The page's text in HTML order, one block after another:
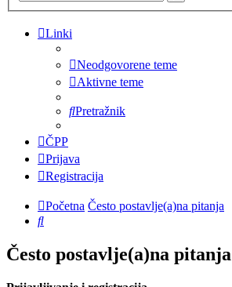
Linki
Neodgovorene teme
Aktivne teme
Pretražnik
ČPP
Prijava
Registracija
Početna Često postavlje(a)na pitanja
Pretražnik
Često postavlje(a)na pitanja